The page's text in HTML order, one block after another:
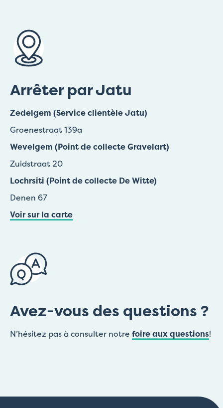
Arrêter par Jatu
Zedelgem (Service clientèle Jatu)
Groenestraat 139a
Wevelgem (Point de collecte Gravelart)
Zuidstraat 20
Lochrsiti (Point de collecte De Witte)
Denen 67
Voir sur la carte
Avez-vous des questions ?
N’hésitez pas à consulter notre foire aux questions!